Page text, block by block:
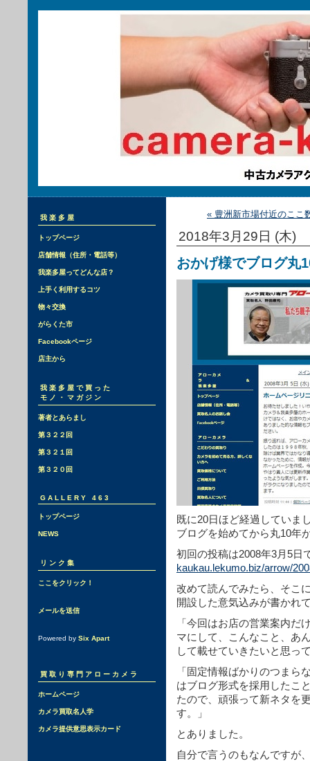
我楽多屋
トップページ
店舗情報（住所・電話等）
我楽多屋ってどんな店？
上手く利用するコツ
物々交換
がらくた市
Facebookページ
店主から
我楽多屋で買った
モノ・マガジン
著者とあらまし
第３２２回
第３２１回
第３２０回
GALLERY 463
トップページ
NEWS
リンク集
ここをクリック！
メールを送信
Powered by Six Apart
買取り専門アローカメラ
ホームページ
カメラ買取名人学
カメラ提供意思表示カード
« 豊洲新市場付近のここ
2018年3月29日 (木)
おかげ様でブログ丸
既に20日ほど経過していま
ブログを始めてから丸10年
初回の投稿は2008年3月5日
kaukau.lekumo.biz/arrow/
改めて読んでみたら、そこ
開設した意気込みが書かれ
「今回はお店の営業案内だ
マにして、こんなこと、あ
して載せていきたいと思っ
「固定情報ばかりのつまら
はブログ形式を採用したこ
たので、頑張って新ネタを
す。」
とありました。
自分で言うのもなんですが